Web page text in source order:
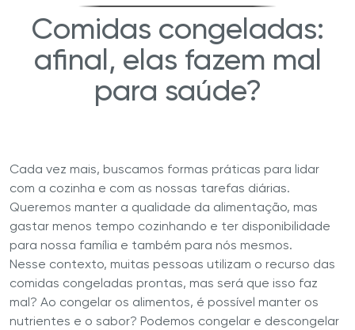
Comidas congeladas:
afinal, elas fazem mal
para saúde?
Cada vez mais, buscamos formas práticas para lidar
com a cozinha e com as nossas tarefas diárias.
Queremos manter a qualidade da alimentação, mas
gastar menos tempo cozinhando e ter disponibilidade
para nossa família e também para nós mesmos.
Nesse contexto, muitas pessoas utilizam o recurso das
comidas congeladas prontas, mas será que isso faz
mal? Ao congelar os alimentos, é possível manter os
nutrientes e o sabor? Podemos congelar e descongelar